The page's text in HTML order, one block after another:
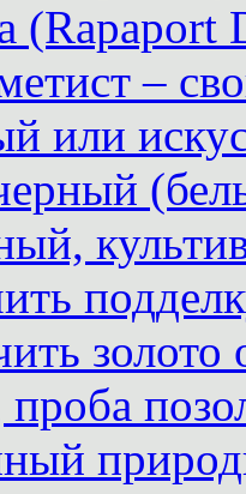
(Rapaport
–
или
проба